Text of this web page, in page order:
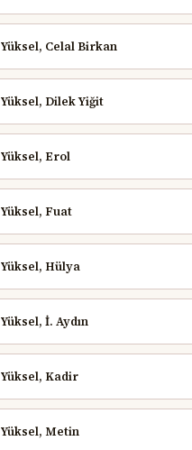
Yüksel, Celal Birkan
Yüksel, Dilek Yiğit
Yüksel, Erol
Yüksel, Fuat
Yüksel, Hülya
Yüksel, İ. Aydın
Yüksel, Kadir
Yüksel, Metin